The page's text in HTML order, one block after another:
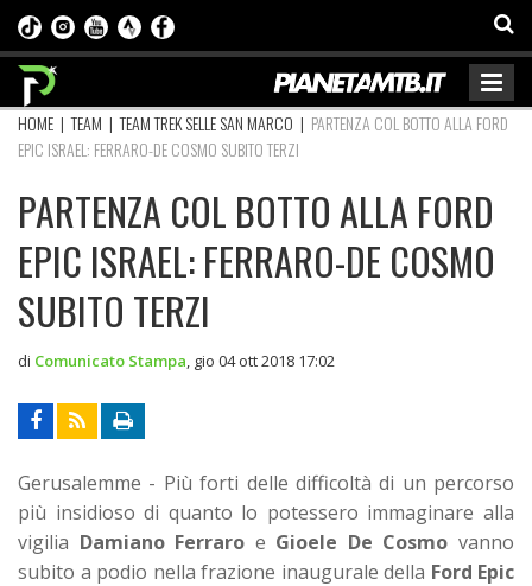
HOME |TEAM |TEAM TREK SELLE SAN MARCO | PARTENZA COL BOTTO ALLA FORD
EPIC ISRAEL: FERRARO-DE COSMO SUBITO TERZI
PARTENZA COL BOTTO ALLA FORD
EPIC ISRAEL: FERRARO-DE COSMO
SUBITO TERZI
di Comunicato Stampa gio 04 ott 2018 17:02
Gerusalemme - Più forti delle difficoltà di un percorso
più insidioso di quanto lo potessero immaginare alla
vigilia Damiano Ferraro e Gioele De Cosmo vanno
subito a podio nella frazione inaugurale della Ford Epic